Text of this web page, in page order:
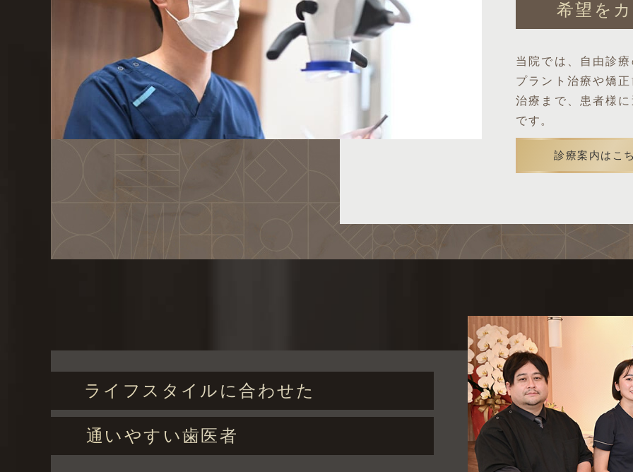
希望を
当院では、自由診
プラント治療や矯
治療まで、患者様
です。
診療案内はこ
ライフスタイルに合わせた
通いやすい歯医者